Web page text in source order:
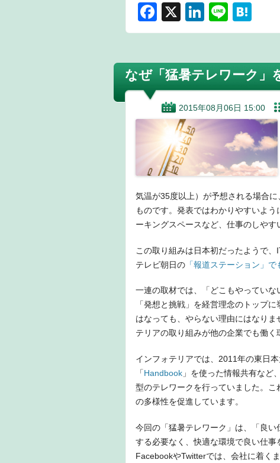
F
a
e
b
o
o
k
X
Li
n
e
dI
n
Li
n
at
n
a
なぜ「猛暑テレワーク」
2015年08月06日 15:00
気温が35度以上）が予想される場合
ものです。発表ではわかりやすいよ
ーキングスペースなど、仕事のしやす
この取り組みは日本初だったようで
テレビ朝日の 「報道ステーション」で
一連の取材では、「どこもやっていな
「発想と挑戦」を経営理念のトップ
はなっても、やらない理由にはなり
テリアの取り組みが他の企業でも働く
インフォテリアでは、2011年の東日
「Handbook 」を使った情報共有など
型のテレワークを行っていました。
の多様性を促進しています。
今回の「猛暑テレワーク」は、「良
する必要なく、快適な環境で良い仕
FacebookやTwitterでは、会社に着く